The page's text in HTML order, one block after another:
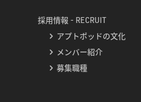
採用情報 - RECRUIT
アプトポッドの文化
メンバー紹介
募集職種